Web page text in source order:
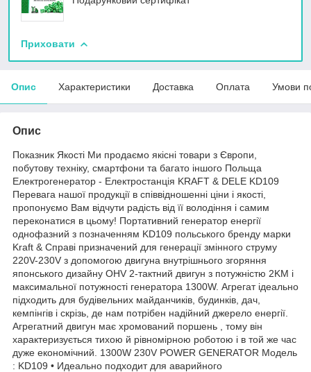
Приховати
Опис Характеристики Доставка Оплата Умови
Опис
Показник Якості Ми продаємо якісні товари з Європи,
побутову техніку, смартфони та багато іншого Польща
Електрогенератор - Електростанція KRAFT & DELE KD109
Перевага нашої продукції в співвідношенні ціни і якості,
пропонуємо Вам відчути радість від її володіння і самим
переконатися в цьому! Портативний генератор енергії
однофазний з позначенням KD109 польського бренду марки
Kraft & Справі призначений для генерації змінного струму
220V-230V з допомогою двигуна внутрішнього згоряння
японського дизайну OHV 2-тактний двигун з потужністю 2KM і
максимальної потужності генератора 1300W. Агрегат ідеально
підходить для будівельних майданчиків, будинків, дач,
кемпінгів і скрізь, де нам потрібен надійний джерело енергії.
Агрегатний двигун має хромований поршень , тому він
характеризується тихою й рівномірною роботою і в той же час
дуже економічний. 1300W 230V POWER GENERATOR Модель
: KD109 • Идеально подходит для аварийного